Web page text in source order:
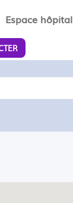
Espace hôpital